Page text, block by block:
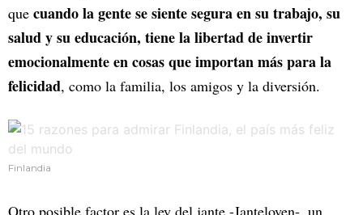
que cuando la gente se siente segura en su trabajo, su
salud y su educación, tiene la libertad de invertir
emocionalmente en cosas que importan más para la
felicidad, como la familia, los amigos y la diversión.
Finlandia
Otro posible factor es la ley del jante -Janteloven-, un